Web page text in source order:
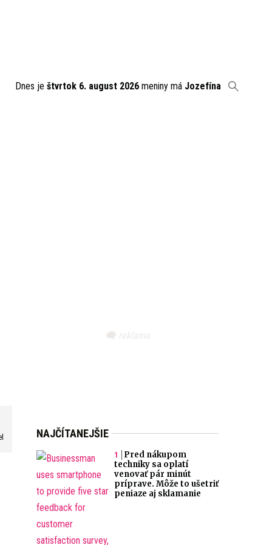
Dnes je štvrtok 6. august 2026 meniny má Jozefína
NAJČÍTANEJŠIE
Pred nákupom
techniky sa oplatí
venovať pár minút
príprave. Môže to ušetriť
peniaze aj sklamanie